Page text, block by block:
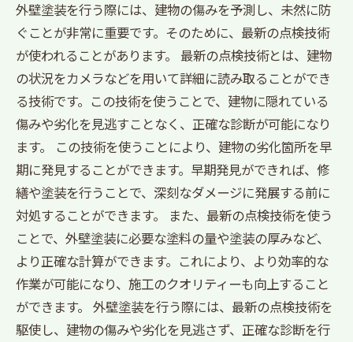
外壁塗装を行う際には、建物の傷みを予測し、未然に防
ぐことが非常に重要です。そのために、最新の点検技術
が使われることがあります。 最新の点検技術とは、建物
の状況をカメラなどを用いて詳細に読み取ることができ
る技術です。この技術を使うことで、建物に隠れている
傷みや劣化を見逃すことなく、正確な診断が可能になり
ます。 この技術を使うことにより、建物の劣化箇所を早
期に発見することができます。早期発見ができれば、修
繕や塗装を行うことで、深刻なダメージに発展する前に
対処することができます。 また、最新の点検技術を使う
ことで、外壁塗装に必要な塗料の量や塗装の厚みなど、
より正確な計算ができます。これにより、より効率的な
作業が可能になり、施工のクオリティーも向上すること
ができます。 外壁塗装を行う際には、最新の点検技術を
駆使し、建物の傷みや劣化を見逃さず、正確な診断を行